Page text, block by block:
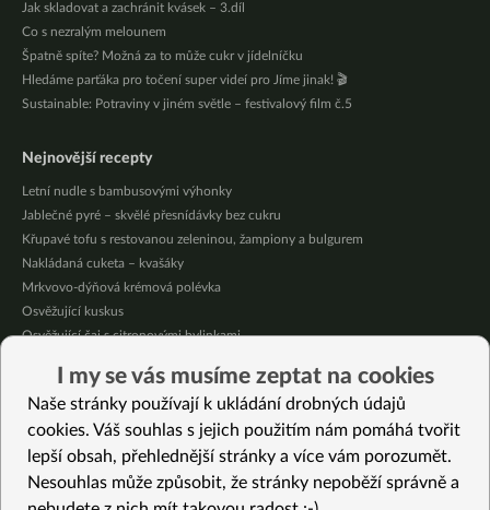
Jak skladovat a zachránit kvásek – 3.díl
Co s nezralým melounem
Špatně spíte? Možná za to může cukr v jídelníčku
Hledáme parťáka pro točení super videí pro Jíme jinak! 🎬
Sustainable: Potraviny v jiném světle – festivalový film č.5
Nejnovější recepty
Letní nudle s bambusovými výhonky
Jablečné pyré – skvělé přesnídávky bez cukru
Křupavé tofu s restovanou zeleninou, žampiony a bulgurem
Nakládaná cuketa – kvašáky
Mrkvovo-dýňová krémová polévka
Osvěžující kuskus
Osvěžující čaj s citronovými bylinkami
Čokoládové muffiny s mangovým krémem
Meruňky a jablka v citrónovém želé
Vybrané recepty
I my se vás musíme zeptat na cookies
Naše stránky používají k ukládání drobných údajů
cookies. Váš souhlas s jejich použitím nám pomáhá tvořit
lepší obsah, přehlednější stránky a více vám porozumět.
Nesouhlas může způsobit, že stránky nepoběží správně a